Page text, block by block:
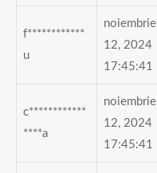
f************
u
noiembrie
12, 2024
17:45:41
c************
****a
noiembrie
12, 2024
17:45:41